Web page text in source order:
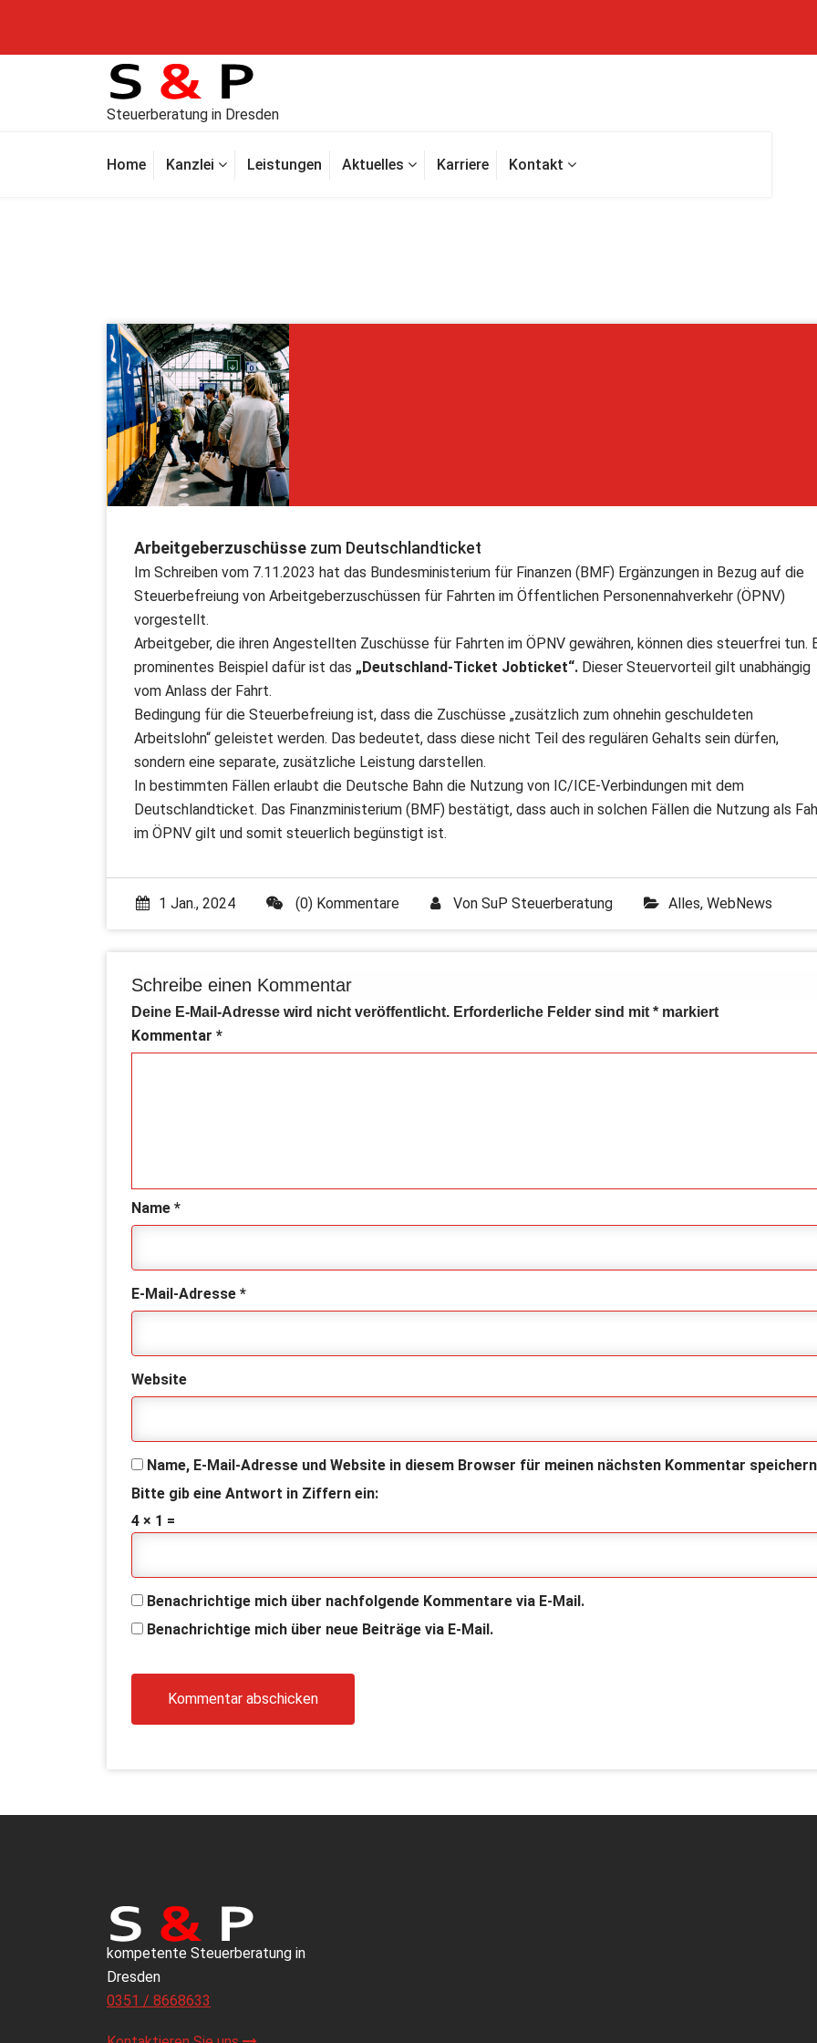
Steuerberatung in Dresden
Home Kanzlei Leistungen Aktuelles Karriere Kontakt
Arbeitgeberzuschüsse zum Deutschlandticket
Im Schreiben vom 7.11.2023 hat das Bundesministerium für Finanzen (BMF) Ergänzungen in Bezug auf die
Steuerbefreiung von Arbeitgeberzuschüssen für Fahrten im Öffentlichen Personennahverkehr (ÖPNV)
vorgestellt.
Arbeitgeber, die ihren Angestellten Zuschüsse für Fahrten im ÖPNV gewähren, können dies steuerfrei tun.
prominentes Beispiel dafür ist das „Deutschland-Ticket Jobticket“. Dieser Steuervorteil gilt unabhängig
vom Anlass der Fahrt.
Bedingung für die Steuerbefreiung ist, dass die Zuschüsse „zusätzlich zum ohnehin geschuldeten
Arbeitslohn“ geleistet werden. Das bedeutet, dass diese nicht Teil des regulären Gehalts sein dürfen,
sondern eine separate, zusätzliche Leistung darstellen.
In bestimmten Fällen erlaubt die Deutsche Bahn die Nutzung von IC/ICE-Verbindungen mit dem
Deutschlandticket. Das Finanzministerium (BMF) bestätigt, dass auch in solchen Fällen die Nutzung als
im ÖPNV gilt und somit steuerlich begünstigt ist.
1 Jan., 2024 (0) Kommentare Von SuP Steuerberatung Alles, WebNews
Schreibe einen Kommentar
Deine E-Mail-Adresse wird nicht veröffentlicht. Erforderliche Felder sind mit * markiert
Kommentar *
Name *
E-Mail-Adresse *
Website
Name, E-Mail-Adresse und Website in diesem Browser für meinen nächsten Kommentar
Bitte gib eine Antwort in Ziffern ein:
4 × 1 =
Benachrichtige mich über nachfolgende Kommentare via E-Mail.
Benachrichtige mich über neue Beiträge via E-Mail.
kompetente Steuerberatung in
Dresden
0351 / 8668633